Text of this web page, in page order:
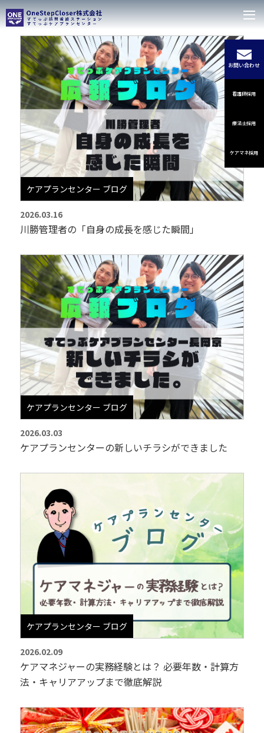
お問い合わせ
看護師採用
療法士採用
ケアマネ採用
ケアプランセンター ブログ
2026.03.16
川勝管理者の「自身の成長を感じた瞬間」
ケアプランセンター ブログ
2026.03.03
ケアプランセンターの新しいチラシができました
ケアプランセンター ブログ
2026.02.09
ケアマネジャーの実務経験とは？ 必要年数・計算方
法・キャリアアップまで徹底解説